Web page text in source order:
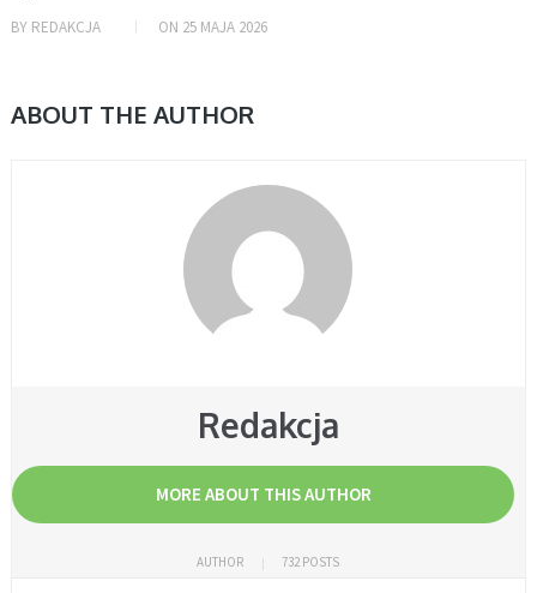
BY REDAKCJA ON 25 MAJA 2026
ABOUT THE AUTHOR
Redakcja
MORE ABOUT THIS AUTHOR
AUTHOR 732 POSTS